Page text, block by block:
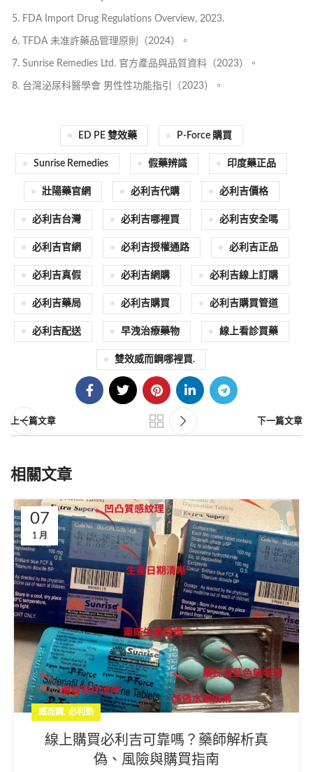
FDA Import Drug Regulations Overview, 2023.
TFDA 未准許藥品管理原則（2024）。
Sunrise Remedies Ltd. 官方產品與品質資料（2023）。
台灣泌尿科醫學會 男性性功能指引（2023）。
ED PE 雙效藥 P-Force 購買
Sunrise Remedies 假藥辨識 印度藥正品
壯陽藥官網 必利吉代購 必利吉價格
必利吉台灣 必利吉哪裡買 必利吉安全嗎
必利吉官網 必利吉授權通路 必利吉正品
必利吉真假 必利吉網購 必利吉線上訂購
必利吉藥局 必利吉購買 必利吉購買管道
必利吉配送 早洩治療藥物 線上看診買藥
雙效威而鋼哪裡買.
上一篇文章 下一篇文章
相關文章
07
1 月
威而鋼, 必利勁
線上購買必利吉可靠嗎？藥師解析真
偽、風險與購買指南